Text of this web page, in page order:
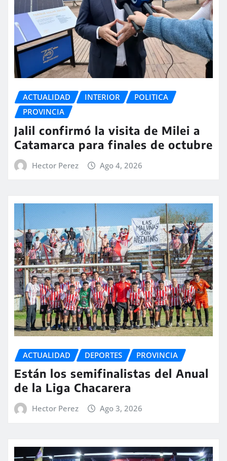
ACTUALIDAD INTERIOR
POLITICA
PROVINCIA
Jalil confirmó la visita de Milei a
Catamarca para finales de octubre
Hector Perez Ago 4, 2026
ACTUALIDAD DEPORTES PROVINCIA
Están los semifinalistas del Anual
de la Liga Chacarera
Hector Perez Ago 3, 2026